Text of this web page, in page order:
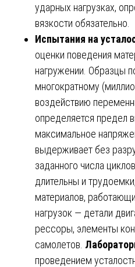
ударных нагрузках,
вязкости обязательно.
Испытания на
оценки поведения
нагружении. Образцы
многократному
воздействию
определяется предел
максимальное
выдерживает без
заданного числа
длительны и
материалов,
нагрузок — детали
рессоры, элементы
самолетов.
проведением